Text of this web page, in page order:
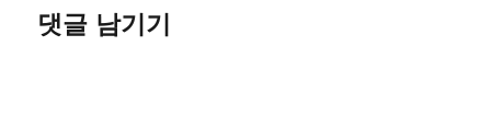
댓글 남기기